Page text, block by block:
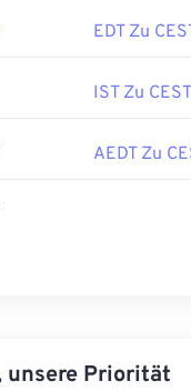
EDT Zu
IST Zu CEST
AEDT Zu
unsere Priorität